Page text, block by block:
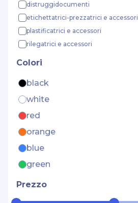
distruggidocumenti
etichettatrici-prezzatrici e accessori
plastificatrici e accessori
rilegatrici e accessori
Colori
black
white
red
orange
blue
green
Prezzo